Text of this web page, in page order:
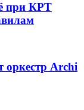
при КРТ
оркестр Archi